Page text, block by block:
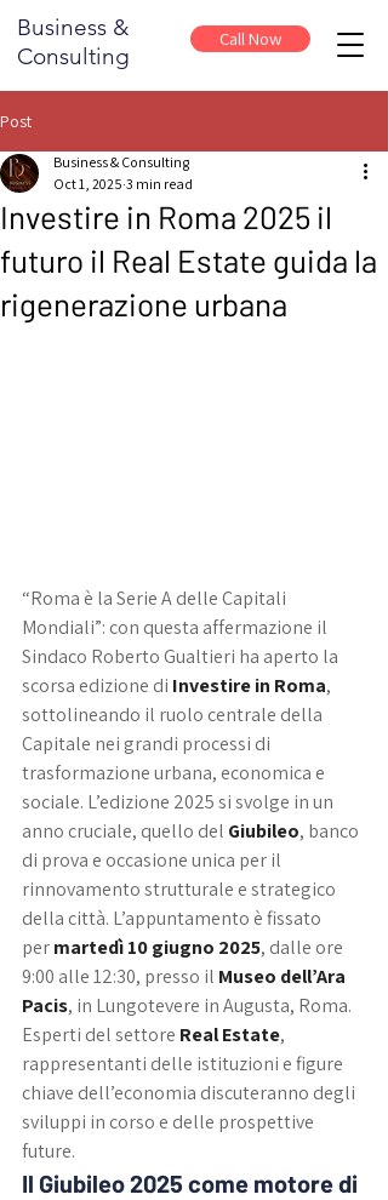
Business &
Consulting
Call Now
Post
Investire in Roma 2025 il
futuro il Real Estate guida la
rigenerazione urbana
Business & Consulting
Oct 1, 2025 3 min read
“Roma è la Serie A delle Capitali
Mondiali”: con questa affermazione il
Sindaco Roberto Gualtieri ha aperto la
scorsa edizione di Investire in Roma,
sottolineando il ruolo centrale della
Capitale nei grandi processi di
trasformazione urbana, economica e
sociale. L’edizione 2025 si svolge in un
anno cruciale, quello del Giubileo, banco
di prova e occasione unica per il
rinnovamento strutturale e strategico
della città. L’appuntamento è fissato
per martedì 10 giugno 2025, dalle ore
9:00 alle 12:30, presso il Museo dell’Ara
Pacis, in Lungotevere in Augusta, Roma.
Esperti del settore Real Estate,
rappresentanti delle istituzioni e figure
chiave dell’economia discuteranno degli
sviluppi in corso e delle prospettive
future.
Il Giubileo 2025 come motore di